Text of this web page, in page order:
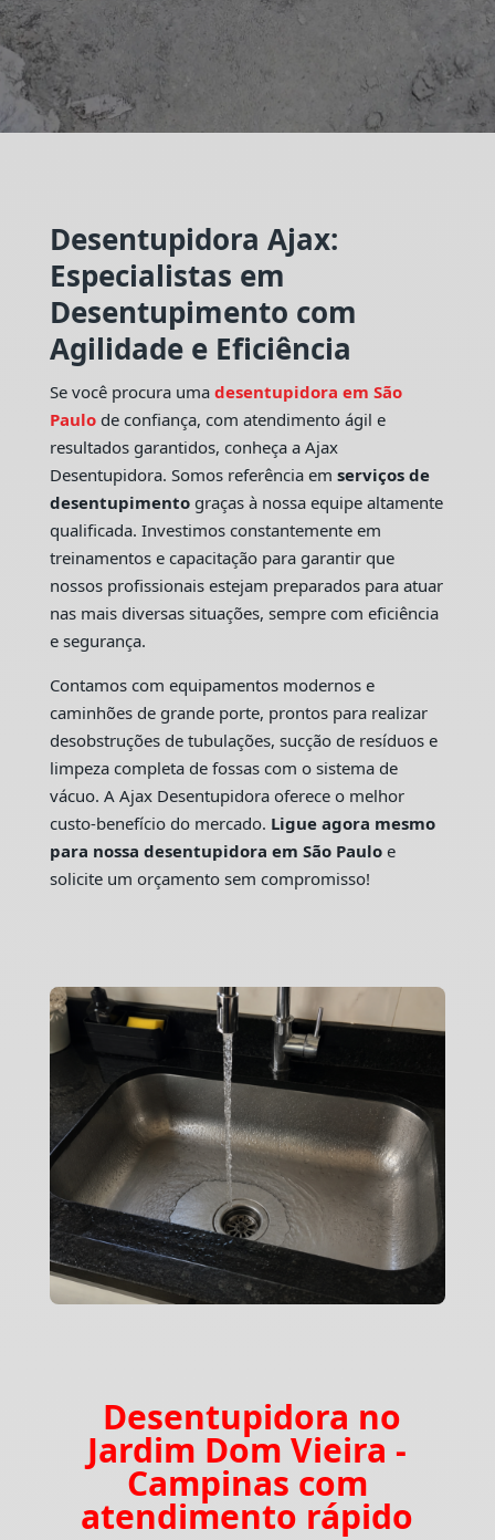
Desentupidora Ajax:
Especialistas em
Desentupimento com
Agilidade e Eficiência
Se você procura uma desentupidora em São
Paulo de confiança, com atendimento ágil e
resultados garantidos, conheça a Ajax
Desentupidora. Somos referência em serviços de
desentupimentograças à nossa equipe altamente
qualificada. Investimos constantemente em
treinamentos e capacitação para garantir que
nossos profissionais estejam preparados para atuar
nas mais diversas situações, sempre com eficiência
e segurança.
Contamos com equipamentos modernos e
caminhões de grande porte, prontos para realizar
desobstruções de tubulações, sucção de resíduos e
limpeza completa de fossas com o sistema de
vácuo. A Ajax Desentupidora oferece o melhor
custo-benefício do mercado. Ligue agora mesmo
para nossa desentupidora em São Pauloe
solicite um orçamento sem compromisso!
Desentupidora no
Jardim Dom Vieira -
Campinas com
atendimento rápido